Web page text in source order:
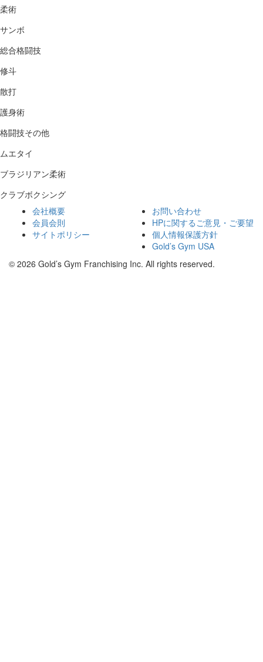
柔術
サンボ
総合格闘技
修斗
散打
護身術
格闘技その他
ムエタイ
ブラジリアン柔術
クラブボクシング
会社概要
会員会則
サイトポリシー
お問い合わせ
HPに関するご意見・ご要望
個人情報保護方針
Gold’s Gym USA
© 2026 Gold’s Gym Franchising Inc. All rights reserved.